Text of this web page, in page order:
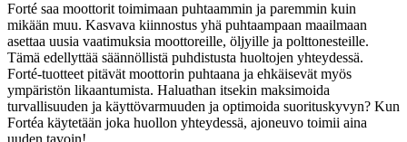
Forté saa moottorit toimimaan puhtaammin ja paremmin kuin
mikään muu. Kasvava kiinnostus yhä puhtaampaan maailmaan
asettaa uusia vaatimuksia moottoreille, öljyille ja polttonesteille.
Tämä edellyttää säännöllistä puhdistusta huoltojen yhteydessä.
Forté-tuotteet pitävät moottorin puhtaana ja ehkäisevät myös
ympäristön likaantumista. Haluathan itsekin maksimoida
turvallisuuden ja käyttövarmuuden ja optimoida suorituskyvyn? Kun
Fortéa käytetään joka huollon yhteydessä, ajoneuvo toimii aina